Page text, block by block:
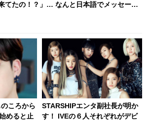
てたの！？」… なんと日本語でメッセージ
ころから
めると止
STARSHIPエンタ副社長が明か
す！ IVEの６人それぞれがデビ